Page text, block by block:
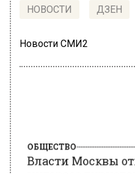
НОВОСТИ ДЗЕН
Новости СМИ2
месяцев 2022 года